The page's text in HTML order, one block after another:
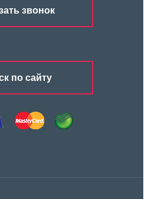
звонок
по сайту